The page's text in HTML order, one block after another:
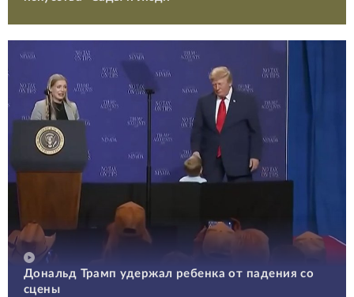
Дональд Трамп удержал ребенка от падения со
сцены